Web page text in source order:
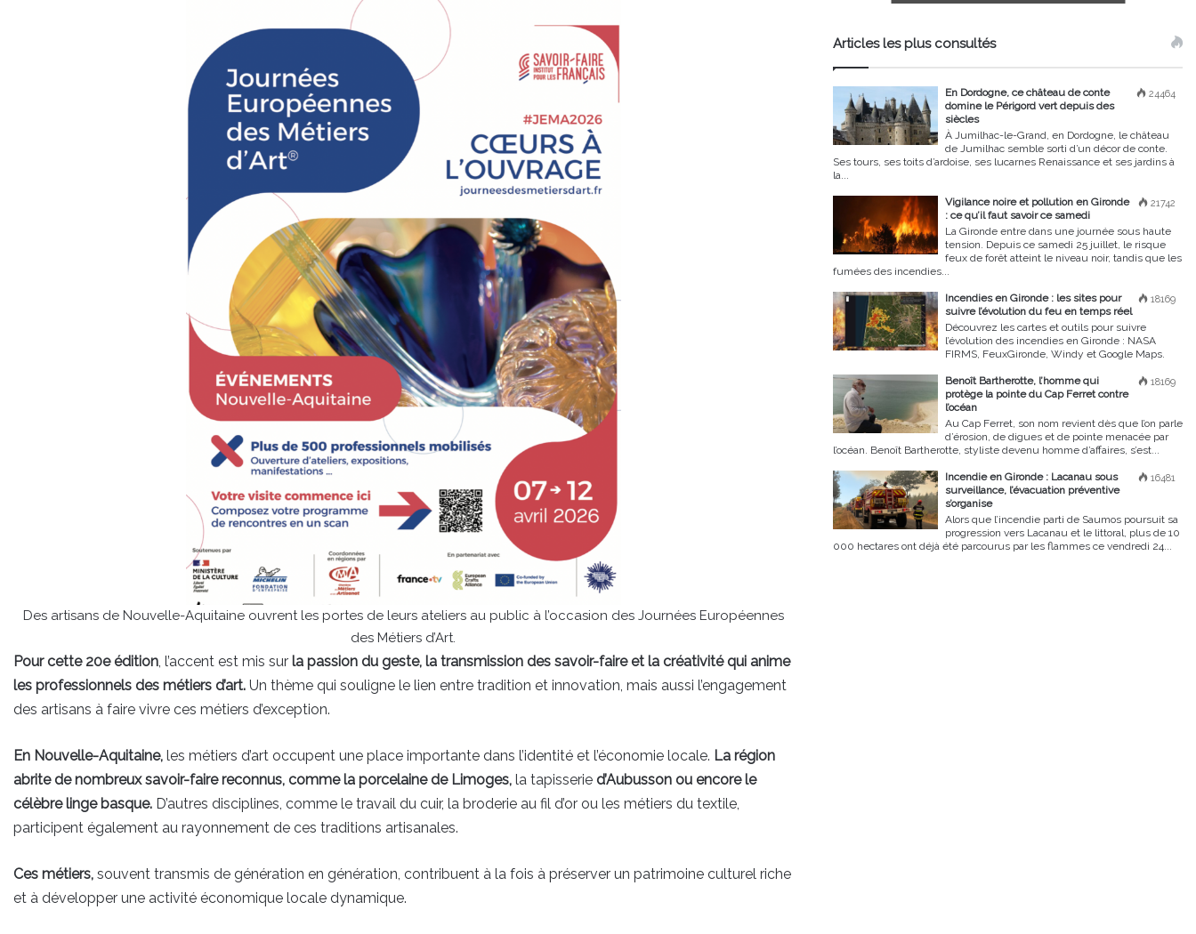
Des artisans de Nouvelle-Aquitaine ouvrent les portes de leurs ateliers au public à l’occasion des Journées Européennes
des Métiers d’Art.
Pour cette 20e édition, l’accent est mis sur la passion du geste, la transmission des savoir-faire et la créativité qui anime
les professionnels des métiers d’art. Un thème qui souligne le lien entre tradition et innovation, mais aussi l’engagement
des artisans à faire vivre ces métiers d’exception.
En Nouvelle-Aquitaine, les métiers d’art occupent une place importante dans l’identité et l’économie locale. La région
abrite de nombreux savoir-faire reconnus, comme la porcelaine de Limoges, la tapisserie d’Aubusson ou encore le
célèbre linge basque. D’autres disciplines, comme le travail du cuir, la broderie au fil d’or ou les métiers du textile,
participent également au rayonnement de ces traditions artisanales.
Ces métiers, souvent transmis de génération en génération, contribuent à la fois à préserver un patrimoine culturel riche
et à développer une activité économique locale dynamique.
Articles les plus consultés
24464
En Dordogne, ce château de conte
domine le Périgord vert depuis des
siècles
À Jumilhac-le-Grand, en Dordogne, le château
de Jumilhac semble sorti d’un décor de conte.
Ses tours, ses toits d’ardoise, ses lucarnes Renaissance et ses jardins à
la...
21742
Vigilance noire et pollution en Gironde
: ce qu’il faut savoir ce samedi
La Gironde entre dans une journée sous haute
tension. Depuis ce samedi 25 juillet, le risque
feux de forêt atteint le niveau noir, tandis que les
fumées des incendies...
18169
Incendies en Gironde : les sites pour
suivre l’évolution du feu en temps réel
Découvrez les cartes et outils pour suivre
l’évolution des incendies en Gironde : NASA
FIRMS, FeuxGironde, Windy et Google Maps.
18169
Benoît Bartherotte, l’homme qui
protège la pointe du Cap Ferret contre
l’océan
Au Cap Ferret, son nom revient dès que l’on parle
d’érosion, de digues et de pointe menacée par
l’océan. Benoît Bartherotte, styliste devenu homme d’affaires, s’est...
16481
Incendie en Gironde : Lacanau sous
surveillance, l’évacuation préventive
s’organise
Alors que l’incendie parti de Saumos poursuit sa
progression vers Lacanau et le littoral, plus de 10
000 hectares ont déjà été parcourus par les flammes ce vendredi 24...